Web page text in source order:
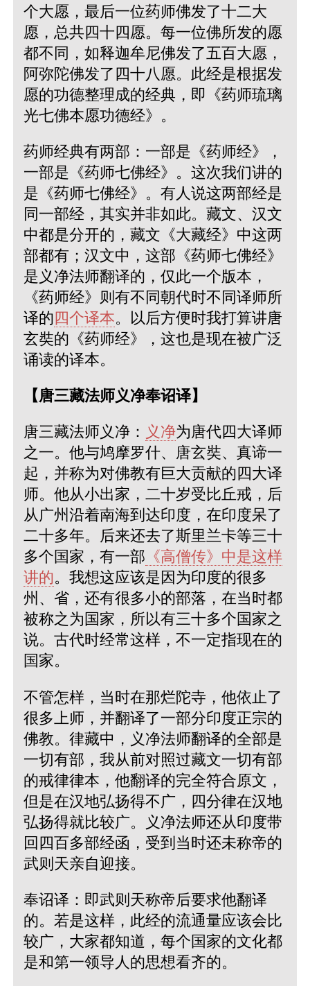
个大愿，最后一位药师佛发了十二大
愿，总共四十四愿。每一位佛所发的愿
都不同，如释迦牟尼佛发了五百大愿，
阿弥陀佛发了四十八愿。此经是根据发
愿的功德整理成的经典，即《药师琉璃
光七佛本愿功德经》。
药师经典有两部：一部是《药师经》，
一部是《药师七佛经》。这次我们讲的
是《药师七佛经》。有人说这两部经是
同一部经，其实并非如此。藏文、汉文
中都是分开的，藏文《大藏经》中这两
部都有；汉文中，这部《药师七佛经》
是义净法师翻译的，仅此一个版本，
《药师经》则有不同朝代时不同译师所
译的四个译本。以后方便时我打算讲唐
玄奘的《药师经》，这也是现在被广泛
诵读的译本。
【唐三藏法师义净奉诏译】
唐三藏法师义净： 义净为唐代四大译师
之一。他与鸠摩罗什、唐玄奘、真谛一
起，并称为对佛教有巨大贡献的四大译
师。他从小出家，二十岁受比丘戒，后
从广州沿着南海到达印度，在印度呆了
二十多年。后来还去了斯里兰卡等三十
多个国家，有一部 《高僧传》中是这样
讲的。我想这应该是因为印度的很多
州、省，还有很多小的部落，在当时都
被称之为国家，所以有三十多个国家之
说。古代时经常这样，不一定指现在的
国家。
不管怎样，当时在那烂陀寺，他依止了
很多上师，并翻译了一部分印度正宗的
佛教。律藏中，义净法师翻译的全部是
一切有部，我从前对照过藏文一切有部
的戒律律本，他翻译的完全符合原文，
但是在汉地弘扬得不广，四分律在汉地
弘扬得就比较广。义净法师还从印度带
回四百多部经函，受到当时还未称帝的
武则天亲自迎接。
奉诏译：即武则天称帝后要求他翻译
的。若是这样，此经的流通量应该会比
较广，大家都知道，每个国家的文化都
是和第一领导人的思想看齐的。